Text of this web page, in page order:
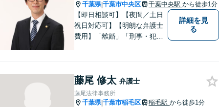
千葉県|千葉市中央区 千葉中央駅 から徒歩1分
【即日相談可】【夜間／土日
祝日対応可】【明朗な弁護士
費用】「離婚」「刑事・犯罪
う弁護士です。弁護士と税理
士が様々な専門家と連携して
ワンストップで問題解決しま
詳細を見
る
藤尾 修太 弁護士
藤尾法律事務所
千葉県|千葉市稲毛区 稲毛駅 から徒歩1分